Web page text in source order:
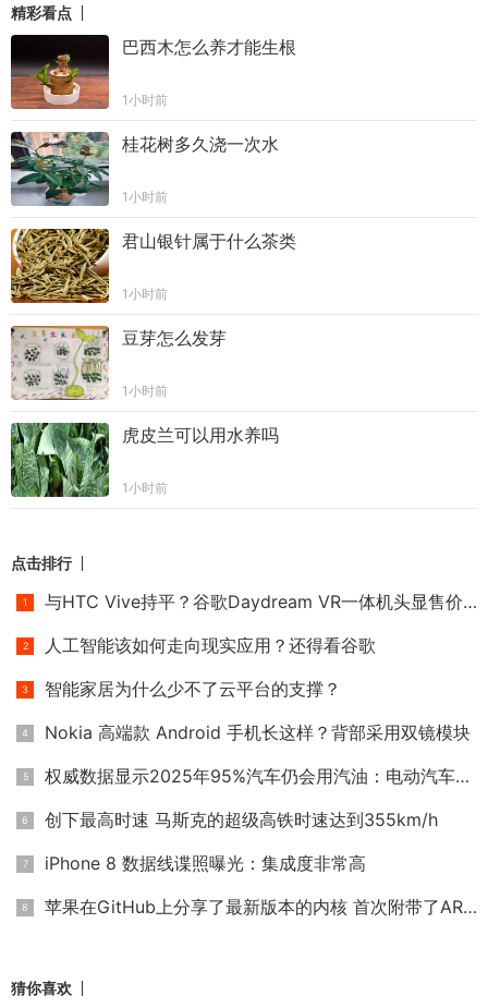
精彩看点
巴西木怎么养才能生根
1小时前
桂花树多久浇一次水
1小时前
君山银针属于什么茶类
1小时前
豆芽怎么发芽
1小时前
虎皮兰可以用水养吗
1小时前
点击排行
与HTC Vive持平？谷歌Daydream VR一体机头显售价或高达6000元
人工智能该如何走向现实应用？还得看谷歌
智能家居为什么少不了云平台的支撑？
Nokia 高端款 Android 手机长这样？背部采用双镜模块
权威数据显示2025年95%汽车仍会用汽油：电动汽车靠边
创下最高时速 马斯克的超级高铁时速达到355km/h
iPhone 8 数据线谍照曝光：集成度非常高
苹果在GitHub上分享了最新版本的内核 首次附带了ARM版本
猜你喜欢